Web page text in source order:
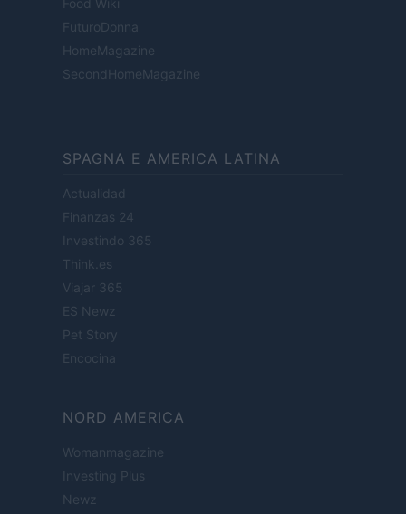
Food Wiki
FuturoDonna
HomeMagazine
SecondHomeMagazine
SPAGNA E AMERICA LATINA
Actualidad
Finanzas 24
Investindo 365
Think.es
Viajar 365
ES Newz
Pet Story
Encocina
NORD AMERICA
Womanmagazine
Investing Plus
Newz